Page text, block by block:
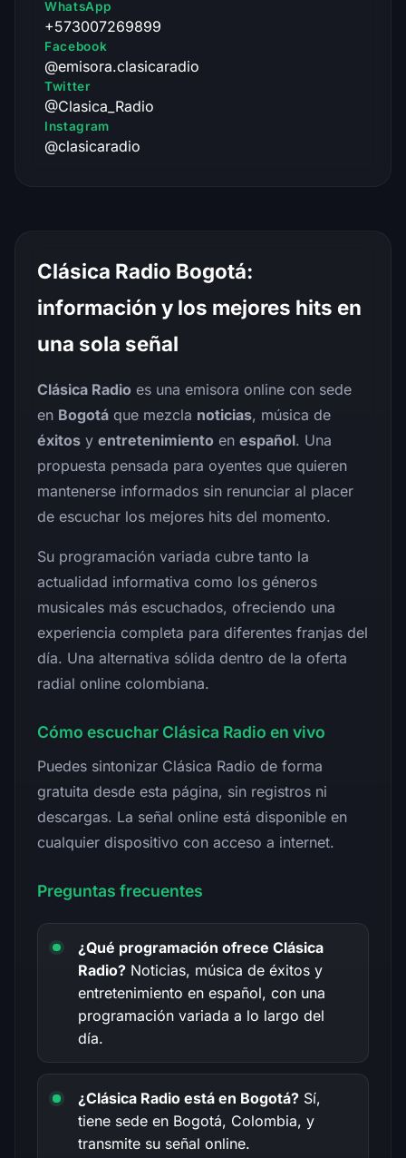
WhatsApp
+573007269899
Facebook
@emisora.clasicaradio
Twitter
@Clasica_Radio
Instagram
@clasicaradio
Clásica Radio Bogotá:
información y los mejores hits en
una sola señal
Clásica Radio es una emisora online con sede
en Bogotá que mezcla noticias, música de
éxitos y entretenimiento en español. Una
propuesta pensada para oyentes que quieren
mantenerse informados sin renunciar al placer
de escuchar los mejores hits del momento.
Su programación variada cubre tanto la
actualidad informativa como los géneros
musicales más escuchados, ofreciendo una
experiencia completa para diferentes franjas del
día. Una alternativa sólida dentro de la oferta
radial online colombiana.
Cómo escuchar Clásica Radio en vivo
Puedes sintonizar Clásica Radio de forma
gratuita desde esta página, sin registros ni
descargas. La señal online está disponible en
cualquier dispositivo con acceso a internet.
Preguntas frecuentes
¿Qué programación ofrece Clásica
Radio? Noticias, música de éxitos y
entretenimiento en español, con una
programación variada a lo largo del
día.
¿Clásica Radio está en Bogotá? Sí,
tiene sede en Bogotá, Colombia, y
transmite su señal online.